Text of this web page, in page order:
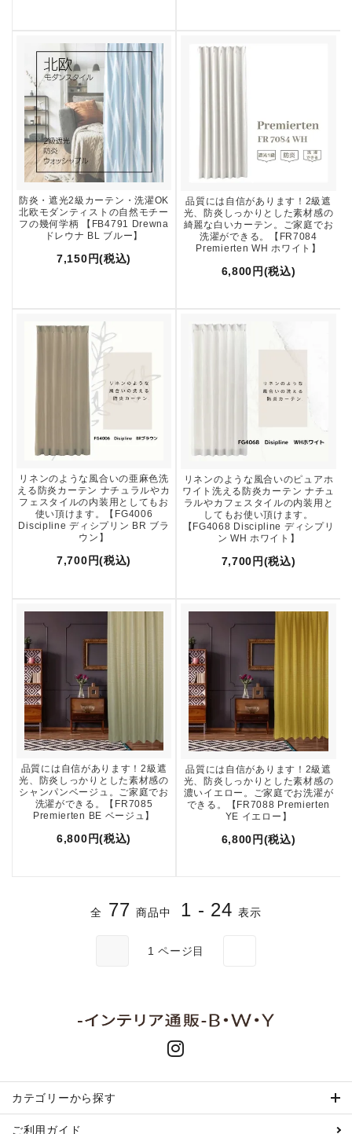
防炎・遮光2級カーテン・洗濯OK
北欧モダンティストの自然モチー
フの幾何学柄 【FB4791 Drewna
ドレウナ BL ブルー】
7,150円(税込)
品質には自信があります！2級遮
光、防炎しっかりとした素材感の
綺麗な白いカーテン。ご家庭でお
洗濯ができる。【FR7084
Premierten WH ホワイト】
6,800円(税込)
リネンのような風合いの亜麻色洗
える防炎カーテン ナチュラルやカ
フェスタイルの内装用としてもお
使い頂けます。【FG4006
Discipline ディシプリン BR ブラ
ウン】
7,700円(税込)
リネンのような風合いのピュアホ
ワイト洗える防炎カーテン ナチュ
ラルやカフェスタイルの内装用と
してもお使い頂けます。
【FG4068 Discipline ディシプリ
ン WH ホワイト】
7,700円(税込)
品質には自信があります！2級遮
光、防炎しっかりとした素材感の
シャンパンベージュ。ご家庭でお
洗濯ができる。【FR7085
Premierten BE ベージュ】
6,800円(税込)
品質には自信があります！2級遮
光、防炎しっかりとした素材感の
濃いイエロー。ご家庭でお洗濯が
できる。【FR7088 Premierten
YE イエロー】
6,800円(税込)
全 77 商品中 1 - 24 表示
1ページ目
カテゴリーから探す
ご利用ガイド